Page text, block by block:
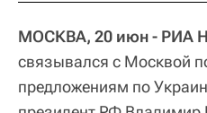
МОСКВА, 20 июн - РИА
связывался с Москвой
предложениям по